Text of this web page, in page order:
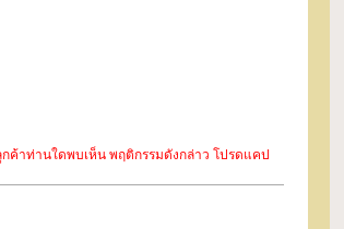
ค้าท่านใดพบเห็น พฤติกรรมดังกล่าว โปรดแคป